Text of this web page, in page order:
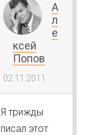
А
л
е
ксей
Попов
02.11.2011
Я трижды
писал этот